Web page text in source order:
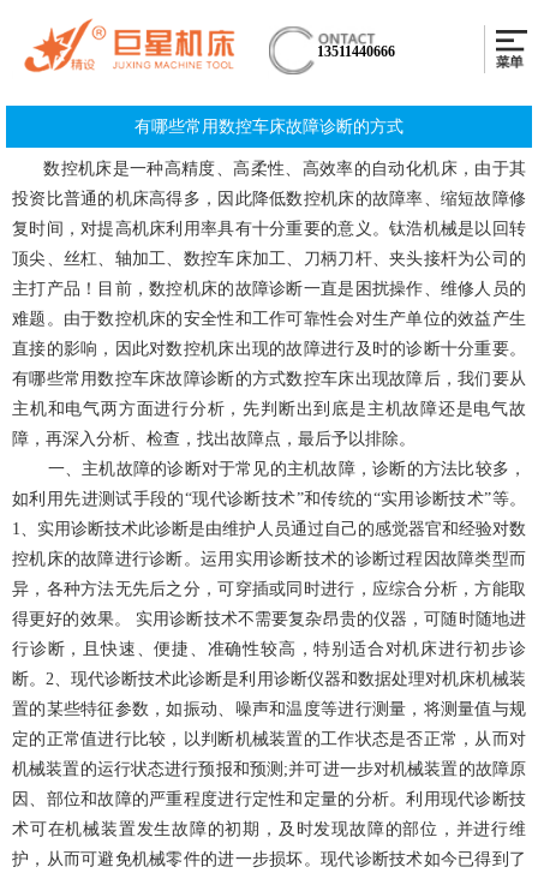
13511440666
有哪些常用数控车床故障诊断的方式
数控机床是一种高精度、高柔性、高效率的自动化机床，由于其
投资比普通的机床高得多，因此降低数控机床的故障率、缩短故障修
复时间，对提高机床利用率具有十分重要的意义。钛浩机械是以回转
顶尖、丝杠、轴加工、数控车床加工、刀柄刀杆、夹头接杆为公司的
主打产品！目前，数控机床的故障诊断一直是困扰操作、维修人员的
难题。由于数控机床的安全性和工作可靠性会对生产单位的效益产生
直接的影响，因此对数控机床出现的故障进行及时的诊断十分重要。
有哪些常用数控车床故障诊断的方式数控车床出现故障后，我们要从
主机和电气两方面进行分析，先判断出到底是主机故障还是电气故
障，再深入分析、检查，找出故障点，最后予以排除。
一、主机故障的诊断对于常见的主机故障，诊断的方法比较多，
如利用先进测试手段的“现代诊断技术”和传统的“实用诊断技术”等。
1、实用诊断技术此诊断是由维护人员通过自己的感觉器官和经验对数
控机床的故障进行诊断。运用实用诊断技术的诊断过程因故障类型而
异，各种方法无先后之分，可穿插或同时进行，应综合分析，方能取
得更好的效果。 实用诊断技术不需要复杂昂贵的仪器，可随时随地进
行诊断，且快速、便捷、准确性较高，特别适合对机床进行初步诊
断。2、现代诊断技术此诊断是利用诊断仪器和数据处理对机床机械装
置的某些特征参数，如振动、噪声和温度等进行测量，将测量值与规
定的正常值进行比较，以判断机械装置的工作状态是否正常，从而对
机械装置的运行状态进行预报和预测;并可进一步对机械装置的故障原
因、部位和故障的严重程度进行定性和定量的分析。利用现代诊断技
术可在机械装置发生故障的初期，及时发现故障的部位，并进行维
护，从而可避免机械零件的进一步损坏。现代诊断技术如今已得到了